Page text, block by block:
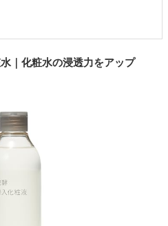
｜化粧水の浸透力をアップ